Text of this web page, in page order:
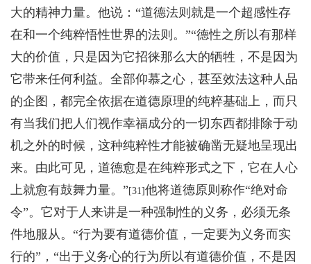
大的精神力量。他说：“道德法则就是一个超感性存
在和一个纯粹悟性世界的法则。”“德性之所以有那样
大的价值，只是因为它招徕那么大的牺牲，不是因为
它带来任何利益。全部仰慕之心，甚至效法这种人品
的企图，都完全依据在道德原理的纯粹基础上，而只
有当我们把人们视作幸福成分的一切东西都排除于动
机之外的时候，这种纯粹性才能被确凿无疑地呈现出
来。由此可见，道德愈是在纯粹形式之下，它在人心
上就愈有鼓舞力量。” [31]他将道德原则称作“绝对命
令”。它对于人来讲是一种强制性的义务，必须无条
件地服从。“行为要有道德价值，一定要为义务而实
行的”，“出于义务心的行为所以有道德价值，不是因